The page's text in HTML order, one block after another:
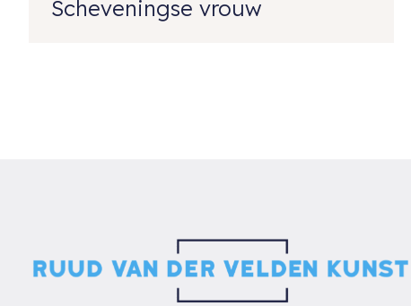
Scheveningse vrouw